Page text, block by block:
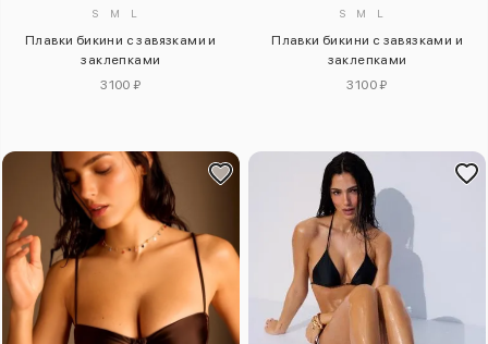
S M L
Плавки бикини с завязками и
заклепками
3100 ₽
S M L
Плавки бикини с завязками и
заклепками
3100 ₽